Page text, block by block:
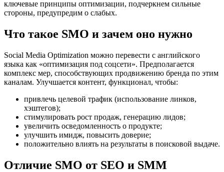
ключевые принципы оптимизации, подчеркнем сильные
стороны, предупредим о слабых.
Что такое SMO и зачем оно нужно
Social Media Optimization можно перевести с английского
языка как «оптимизация под соцсети». Предполагается
комплекс мер, способствующих продвижению бренда по этим
каналам. Улучшается контент, функционал, чтобы:
привлечь целевой трафик (использование линков,
хэштегов);
стимулировать рост продаж, генерацию лидов;
увеличить осведомленность о продукте;
улучшить имидж, повысить доверие;
положительно влиять на результаты в поисковой выдаче.
Отличие SMO от SEO и SMM